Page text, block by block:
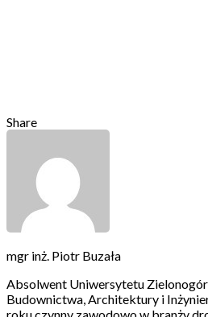
Share
mgr inż. Piotr Buzała
Absolwent Uniwersytetu
Budownictwa, Architektury i